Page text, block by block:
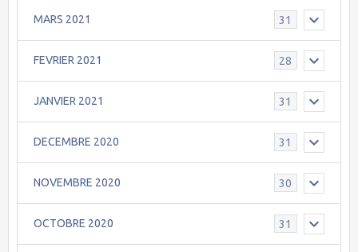
MARS 2021 31
FEVRIER 2021 28
JANVIER 2021 31
DECEMBRE 2020 31
NOVEMBRE 2020 30
OCTOBRE 2020 31